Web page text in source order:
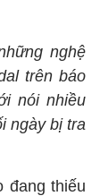
nghệ
trên báo
nói nhiều
ngày bị tra
đang thiếu